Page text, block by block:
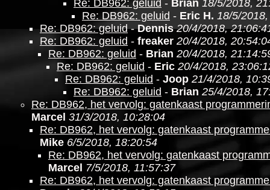
Re: DB962: geluid - Brian 18/5/2018,
Re: DB962: geluid - Eric H. 18/5/
Re: DB962: geluid-Dennis 20/4/2018,
Re: DB962: geluid - freaker 20/4/2018,
Re: DB962: geluid - Brian 20/4/2018,
Re: DB962: geluid - Eric 20/4/2018,
Re: DB962: geluid - Joop 21/4/2018,
Re: DB962: geluid - Brian 25/4/2018,
Re: DB962, het vervolg: gatenkaast
Marcel 31/3/2018, 10:28:04
Re: DB962, het vervolg: gatenkaast
Mike 6/5/2018, 18:20:54
Re: DB962, het vervolg: gatenkaast
Marcel 7/5/2018, 11:57:37
Re: DB962, het vervolg: gatenkaast